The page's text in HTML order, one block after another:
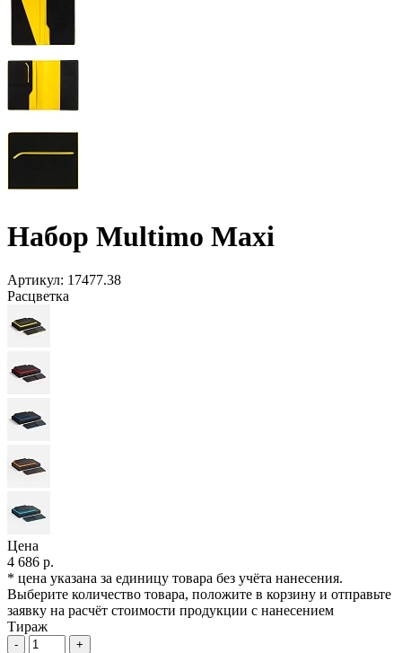
Набор Multimo Maxi
Артикул: 17477.38
Расцветка
Цена
4 686 р.
* цена указана за единицу товара без учёта нанесения.
Выберите количество товара, положите в корзину и отправьте
заявку на расчёт стоимости продукции с нанесением
Тираж
- +